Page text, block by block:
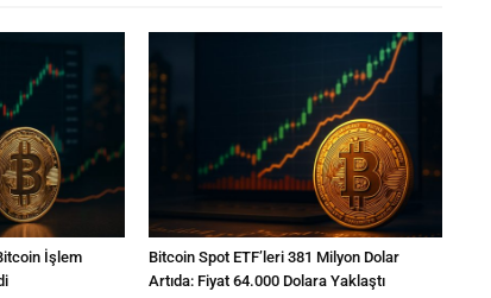
İşlem
Bitcoin Spot ETF’leri 381 Milyon Dolar
Artıda: Fiyat 64.000 Dolara Yaklaştı